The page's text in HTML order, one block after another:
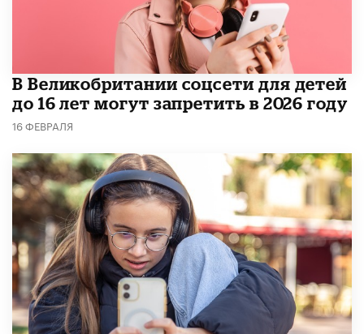
В Великобритании соцсети для детей
до 16 лет могут запретить в 2026 году
16 ФЕВРАЛЯ